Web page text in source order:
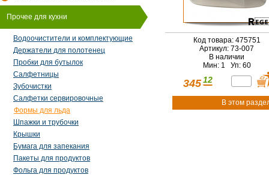
Прочее для кухни
Водоочистители и комплектующие
Держатели для полотенец
Пробки для бутылок
Салфетницы
Зубочистки
Салфетки сервировочные
Формы для льда
Шпажки и трубочки
Крышки
Бумага для запекания
Пакеты для продуктов
Фольга для продуктов
Код товара: 475751
Артикул: 73-007
В наличии
Мин: 1 Уп: 60
345 12
В этом